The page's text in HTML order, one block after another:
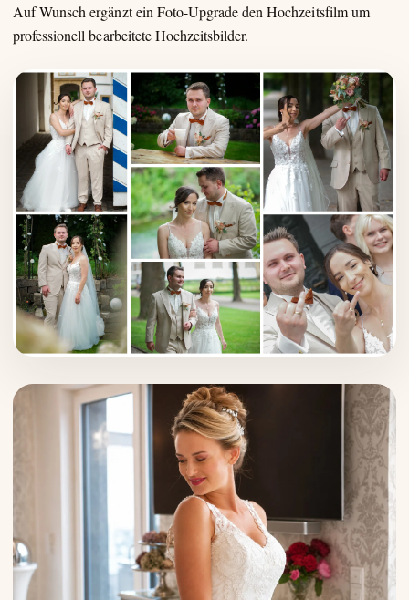
Auf Wunsch ergänzt ein Foto-Upgrade den Hochzeitsfilm um
professionell bearbeitete Hochzeitsbilder.